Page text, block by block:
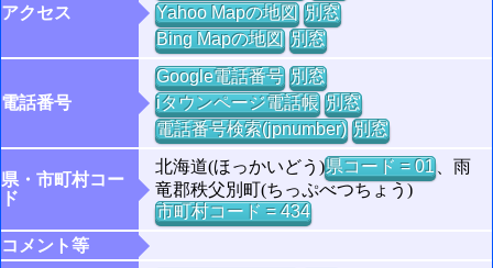
アクセス
Yahoo Mapの地図 別窓
Bing Mapの地図 別窓
電話番号
Google電話番号 別窓
iタウンページ電話帳 別窓
電話番号検索(jpnumber) 別窓
県・市町村コー
ド
北海道(ほっかいどう)県コード = 01、雨
竜郡秩父別町(ちっぷべつちょう)
市町村コード = 434
コメント等